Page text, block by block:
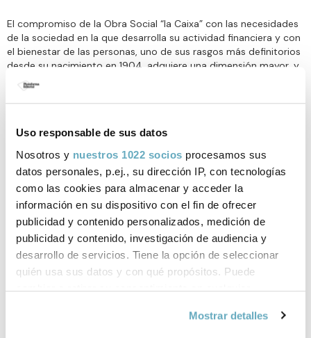
Uso responsable de sus datos
Nosotros y nuestros 1022 socios procesamos sus
datos personales, p.ej., su dirección IP, con tecnologías
como las cookies para almacenar y acceder la
información en su dispositivo con el fin de ofrecer
publicidad y contenido personalizados, medición de
publicidad y contenido, investigación de audiencia y
desarrollo de servicios. Tiene la opción de seleccionar
quién usa sus datos y con qué propósitos. Puede
cambiar o retirar su consentimiento en cualquier
Mostrar detalles
El compromiso de la Obra Social “la Caixa” con las necesidades
de la sociedad en la que desarrolla su actividad financiera y con
el bienestar de las personas, uno de sus rasgos más definitorios
desde su nacimiento en 1904, adquiere una dimensión mayor, y
más diferencial que nunca, en las actuales circunstancias. Por
ello, la Obra Social volverá a contar con un presupuesto de 500
millones de euros en 2016, la misma partida presupuestaria que
como la fundación más importante de España por recursos
invertidos en acción social y en una de las más importantes de
Europa y del mundo.
Los programas sociales continuarán siendo el pilar de esta
acción, con dos iniciativas plenamente consolidadas y con un
impacto transformador contrastado: CaixaProinfancia e
Incorpora. También el apoyo al conocimiento y la cultura sigue
siendo una de las señas de identidad de la institución, con
iniciativas como las que impulsa conjuntamente con Plataforma